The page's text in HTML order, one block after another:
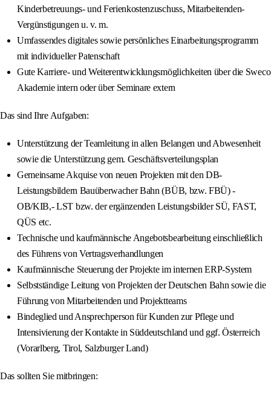
Kinderbetreuungs- und Ferienkostenzuschuss, Mitarbeitenden-
Vergünstigungen u. v. m.
Umfassendes digitales sowie persönliches Einarbeitungsprogramm
mit individueller Patenschaft
Gute Karriere- und Weiterentwicklungsmöglichkeiten über die Sweco
Akademie intern oder über Seminare extern
Das sind Ihre Aufgaben:
Unterstützung der Teamleitung in allen Belangen und Abwesenheit
sowie die Unterstützung gem. Geschäftsverteilungsplan
Gemeinsame Akquise von neuen Projekten mit den DB-
Leistungsbildern Bauüberwacher Bahn (BÜB, bzw. FBÜ) -
OB/KIB,- LST bzw. der ergänzenden Leistungsbilder SÜ, FAST,
QÜS etc.
Technische und kaufmännische Angebotsbearbeitung einschließlich
des Führens von Vertragsverhandlungen
Kaufmännische Steuerung der Projekte im internen ERP-System
Selbstständige Leitung von Projekten der Deutschen Bahn sowie die
Führung von Mitarbeitenden und Projektteams
Bindeglied und Ansprechperson für Kunden zur Pflege und
Intensivierung der Kontakte in Süddeutschland und ggf. Österreich
(Vorarlberg, Tirol, Salzburger Land)
Das sollten Sie mitbringen: